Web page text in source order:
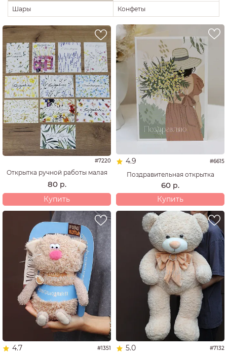
Шары
Конфеты
#7220
Открытка ручной работы малая
80 р.
Купить
4.9 #6615
Поздравительная открытка
60 р.
Купить
4.7 #1351 5.0 #7132